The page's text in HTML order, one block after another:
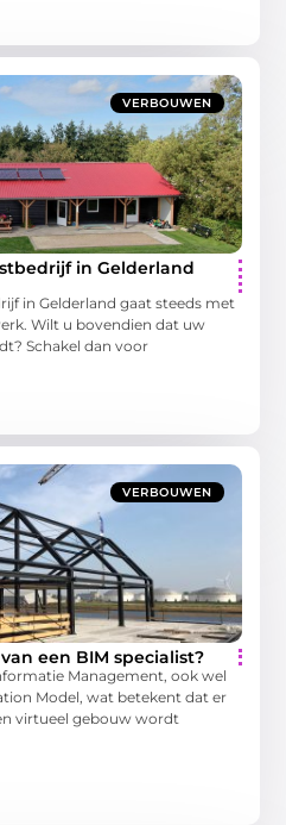
VERBOUWEN
in Gelderland
in Gelderland gaat steeds met
Wilt u bovendien dat uw
Schakel dan voor
VERBOUWEN
een BIM specialist?
Management, ook wel
Model, wat betekent dat er
virtueel gebouw wordt